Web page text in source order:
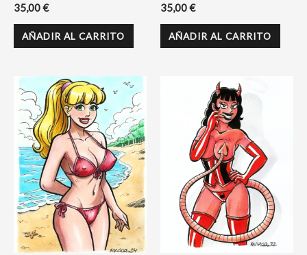
35,00€
AÑADIR AL CARRITO
35,00€
AÑADIR AL CARRITO